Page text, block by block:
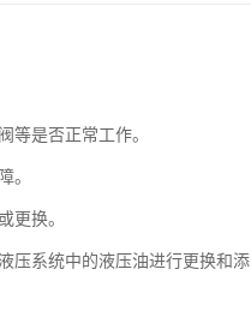
等是否正常工作。
。
更换。
压系统中的液压油进行更换和添